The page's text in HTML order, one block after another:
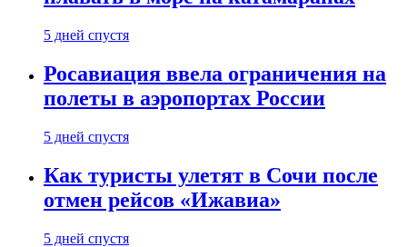
5 дней спустя
Росавиация ввела ограничения на
полеты в аэропортах России
5 дней спустя
Как туристы улетят в Сочи после
отмен рейсов «Ижавиа»
5 дней спустя